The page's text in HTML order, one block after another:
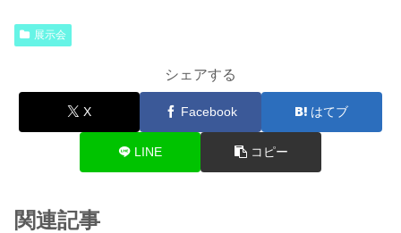
展示会
シェアする
X Facebook はてブ
LINE コピー
関連記事